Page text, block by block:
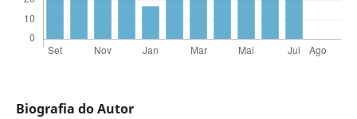
Biografia do Autor